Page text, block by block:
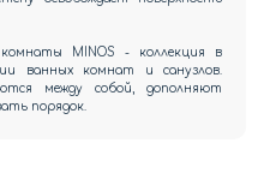
комнаты MINOS - коллекция в
ванных комнат и санузлов.
между собой, дополняют
порядок.